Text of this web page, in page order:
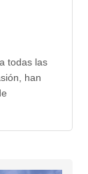
todas las
han